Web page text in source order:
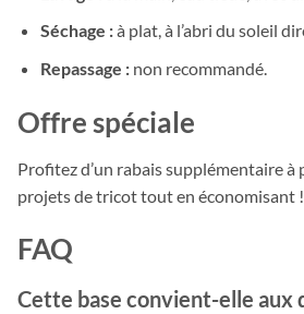
Séchage :à plat, à l’abri du soleil
Repassage :non recommandé.
Offre spéciale
Profitez d’un rabais supplémentaire à
projets de tricot tout en économisant !
FAQ
Cette base convient-elle aux